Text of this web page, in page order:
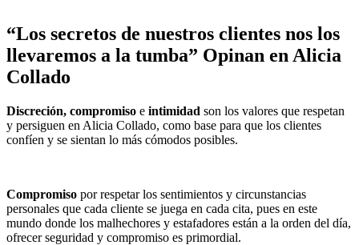
“Los secretos de nuestros clientes nos los
llevaremos a la tumba” Opinan en Alicia
Collado
Discreción, compromiso e intimidad son los valores que respetan
y persiguen en Alicia Collado, como base para que los clientes
confíen y se sientan lo más cómodos posibles.
Compromiso por respetar los sentimientos y circunstancias
personales que cada cliente se juega en cada cita, pues en este
mundo donde los malhechores y estafadores están a la orden del día,
ofrecer seguridad y compromiso es primordial.